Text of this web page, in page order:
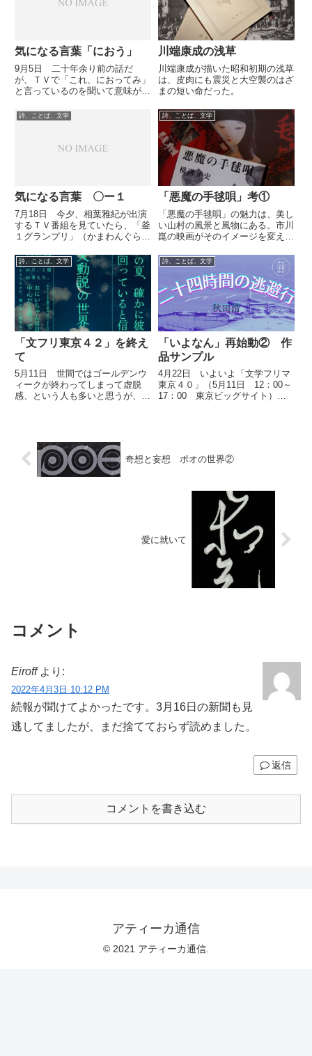
気になる言葉「におう」
9月5日 二十年余り前の話だ
が、ＴＶで「これ、におってみ」
と言っているのを聞いて意味が分
く考えて、「この匂いを嗅いでみ
ろ」と言っていることは分かった
という他動詞として、「におう」
川端康成の浅草
川端康成が描いた昭和初期の浅草
は、皮肉にも震災と大空襲のはざ
まの短い命だった。
詩、ことば、文学
気になる言葉 〇ー１
7月18日 今夕、相葉雅紀が出演
するＴＶ番組を見ていたら、「釜
１グランプリ」（かまわんぐらん
視聴者が投稿した釜飯のレシピか
らナンバーワンを決める企画らし
かった。豚汁釜飯やキンパ釜飯な
ど、なかなかおいしそうだった...
詩、ことば、文学
「悪魔の手毬唄」考①
「悪魔の手毬唄」の魅力は、美し
い山村の風景と風物にある。市川
崑の映画がそのイメージを変えて
詩、ことば、文学
「文フリ東京４２」を終え
て
5月11日 世間ではゴールデンウ
ィークが終わってしまって虚脱
感、という人も多いと思うが、僕
虚脱感の方が大きい。僕が所属し
ている文学サークル「いよな
ん」...
詩、ことば、文学
「いよなん」再始動② 作
品サンプル
4月22日 いよいよ「文学フリマ
東京４０」（5月11日 12：00～
17：00 東京ビッグサイト）が
奇想と妄想 ポオの世界②
愛に就いて
コメント
Eiroff より:
2022年4月3日 10:12 PM
続報が聞けてよかったです。3月16日の新聞も見
逃してましたが、まだ捨てておらず読めました。
返信
コメントを書き込む
アティーカ通信
© 2021 アティーカ通信.